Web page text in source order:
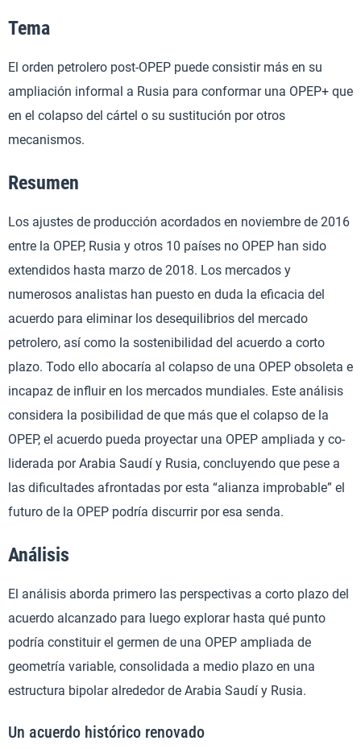
Tema
El orden petrolero post-OPEP puede consistir más en su
ampliación informal a Rusia para conformar una OPEP+ que
en el colapso del cártel o su sustitución por otros
mecanismos.
Resumen
Los ajustes de producción acordados en noviembre de 2016
entre la OPEP, Rusia y otros 10 países no OPEP han sido
extendidos hasta marzo de 2018. Los mercados y
numerosos analistas han puesto en duda la eficacia del
acuerdo para eliminar los desequilibrios del mercado
petrolero, así como la sostenibilidad del acuerdo a corto
plazo. Todo ello abocaría al colapso de una OPEP obsoleta e
incapaz de influir en los mercados mundiales. Este análisis
considera la posibilidad de que más que el colapso de la
OPEP, el acuerdo pueda proyectar una OPEP ampliada y co-
liderada por Arabia Saudí y Rusia, concluyendo que pese a
las dificultades afrontadas por esta “alianza improbable” el
futuro de la OPEP podría discurrir por esa senda.
Análisis
El análisis aborda primero las perspectivas a corto plazo del
acuerdo alcanzado para luego explorar hasta qué punto
podría constituir el germen de una OPEP ampliada de
geometría variable, consolidada a medio plazo en una
estructura bipolar alrededor de Arabia Saudí y Rusia.
Un acuerdo histórico renovado